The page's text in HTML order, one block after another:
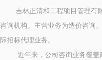
吉林正清和工程项目管理有
咨询机构。主营业务为造价咨询
际招标代理业务。
近年来，公司咨询业务覆盖政